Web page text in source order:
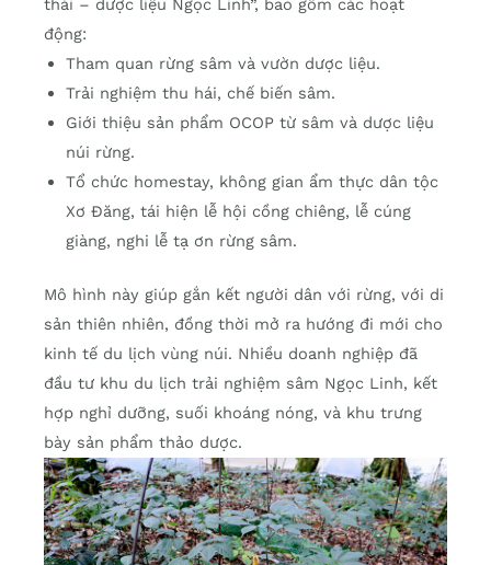
thái – dược liệu Ngọc Linh”, bao gồm các hoạt
động:
Tham quan rừng sâm và vườn dược liệu.
Trải nghiệm thu hái, chế biến sâm.
Giới thiệu sản phẩm OCOP từ sâm và dược liệu
núi rừng.
Tổ chức homestay, không gian ẩm thực dân tộc
Xơ Đăng, tái hiện lễ hội cồng chiêng, lễ cúng
giàng, nghi lễ tạ ơn rừng sâm.
Mô hình này giúp gắn kết người dân với rừng, với di
sản thiên nhiên, đồng thời mở ra hướng đi mới cho
kinh tế du lịch vùng núi. Nhiều doanh nghiệp đã
đầu tư khu du lịch trải nghiệm sâm Ngọc Linh, kết
hợp nghỉ dưỡng, suối khoáng nóng, và khu trưng
bày sản phẩm thảo dược.